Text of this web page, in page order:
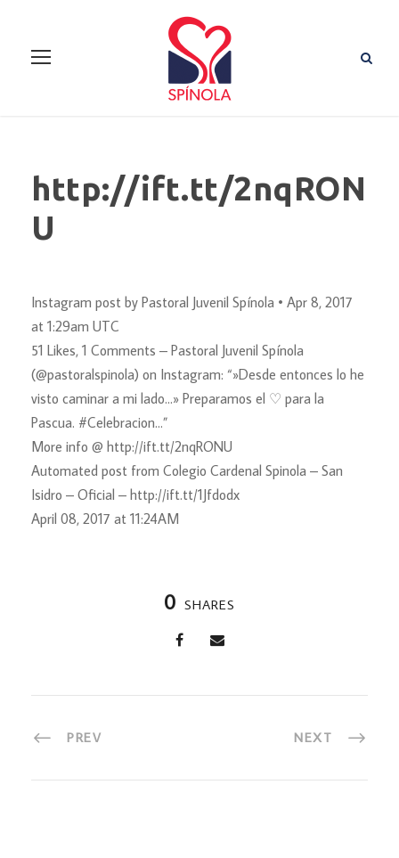
http://ift.tt/2nqRON
U
Instagram post by Pastoral Juvenil Spínola • Apr 8, 2017
at 1:29am UTC
51 Likes, 1 Comments – Pastoral Juvenil Spínola
(@pastoralspinola) on Instagram: “»Desde entonces lo he
visto caminar a mi lado…» Preparamos el ♡ para la
Pascua. #Celebracion…”
More info @ http://ift.tt/2nqRONU
Automated post from Colegio Cardenal Spinola – San
Isidro – Oficial – http://ift.tt/1Jfdodx
April 08, 2017 at 11:24AM
0 SHARES
PREV NEXT